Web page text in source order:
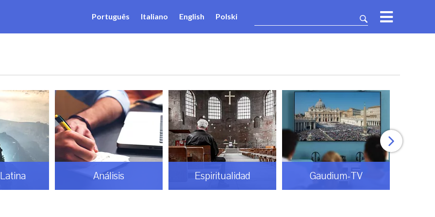
Português Italiano English Polski
Análisis Espiritualidad Gaudium-TV